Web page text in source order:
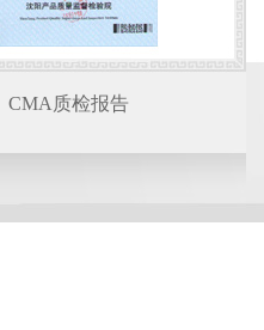
CMA质检报告